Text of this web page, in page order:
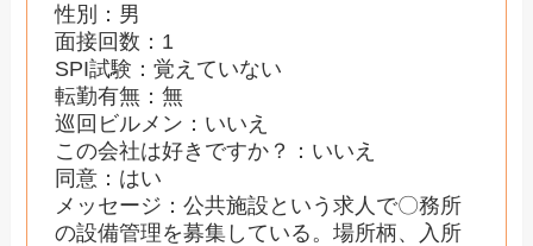
性別：男
面接回数：1
SPI試験：覚えていない
転勤有無：無
巡回ビルメン：いいえ
この会社は好きですか？：いいえ
同意：はい
メッセージ：公共施設という求人で〇務所
の設備管理を募集している。場所柄、入所